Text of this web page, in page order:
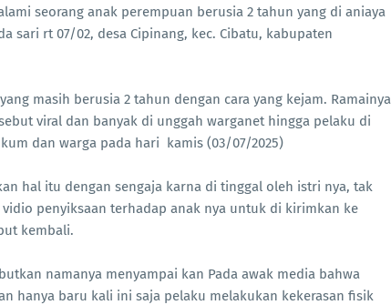
seorang anak perempuan berusia 2 tahun yang di aniaya
sari rt 07/02, desa Cipinang, kec. Cibatu, kabupaten
masih berusia 2 tahun dengan cara yang kejam. Ramainya
viral dan banyak di unggah warganet hingga pelaku di
dan warga pada hari kamis (03/07/2025)
hal itu dengan sengaja karna di tinggal oleh istri nya, tak
penyiksaan terhadap anak nya untuk di kirimkan ke
kembali.
namanya menyampai kan Pada awak media bahwa
hanya baru kali ini saja pelaku melakukan kekerasan fisik